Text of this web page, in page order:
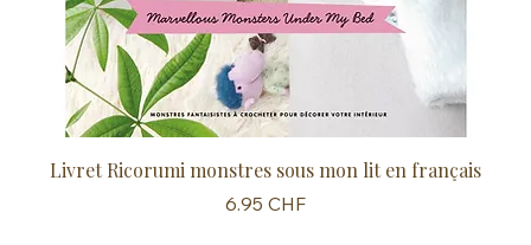
Livret Ricorumi monstres sous mon lit en français
Prix
6.95 CHF